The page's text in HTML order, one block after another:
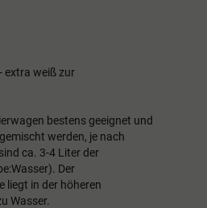
extra weiß zur
bestens geeignet und
werden, je nach
ca. 3-4 Liter der
Der
liegt in der höheren
Wasser.